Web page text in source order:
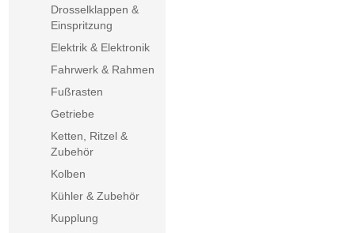
Drosselklappen &
Einspritzung
Elektrik & Elektronik
Fahrwerk & Rahmen
Fußrasten
Getriebe
Ketten, Ritzel &
Zubehör
Kolben
Kühler & Zubehör
Kupplung